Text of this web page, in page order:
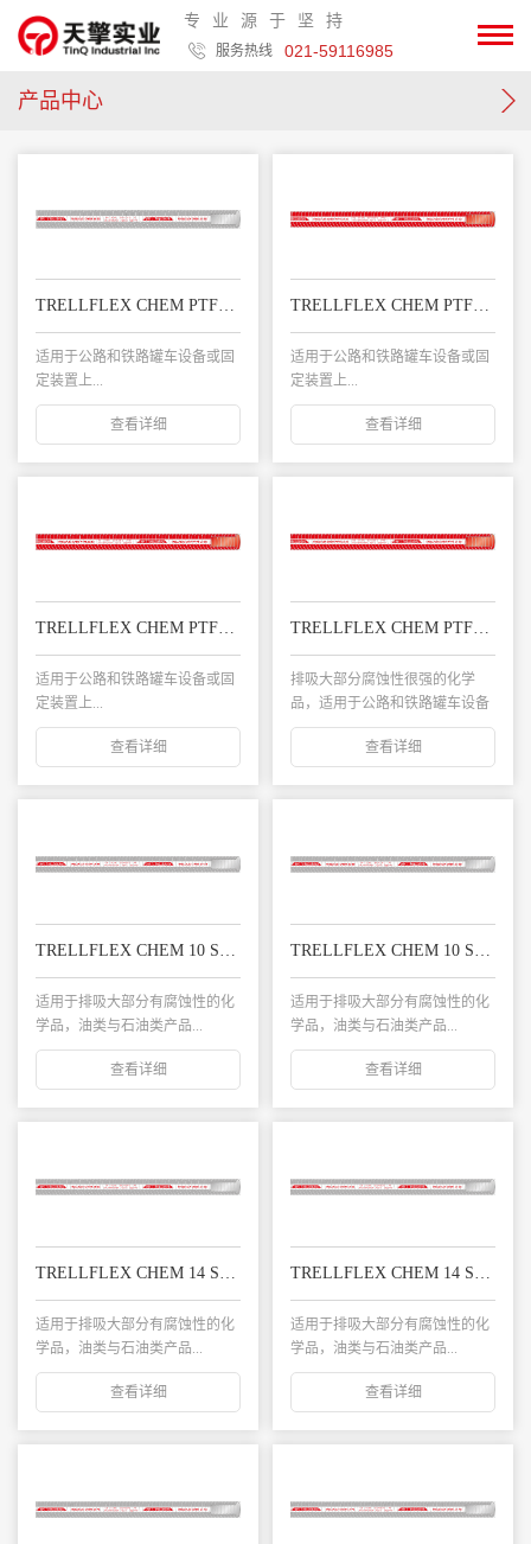
专业源于坚持
服务热线 021-59116985
产品中心
TRELLFLEX CHEM PTFE 14 SG 特氟龙复合软管
适用于公路和铁路罐车设备或固
定装置上...
查看详细
TRELLFLEX CHEM PTFE 14 SS 特氟龙复合软管
适用于公路和铁路罐车设备或固
定装置上...
查看详细
TRELLFLEX CHEM PTFE 10 SG 特氟龙复合软管
适用于公路和铁路罐车设备或固
定装置上...
查看详细
TRELLFLEX CHEM PTFE 10 SS 特氟龙复合软管
排吸大部分腐蚀性很强的化学
品，适用于公路和铁路罐车设备
或固定装置上...
查看详细
TRELLFLEX CHEM 10 SG 化学品复合管
适用于排吸大部分有腐蚀性的化
学品，油类与石油类产品...
查看详细
TRELLFLEX CHEM 10 SS 化学品复合管
适用于排吸大部分有腐蚀性的化
学品，油类与石油类产品...
查看详细
TRELLFLEX CHEM 14 SG 化学品复合管
适用于排吸大部分有腐蚀性的化
学品，油类与石油类产品...
查看详细
TRELLFLEX CHEM 14 SS 化学品复合管
适用于排吸大部分有腐蚀性的化
学品，油类与石油类产品...
查看详细